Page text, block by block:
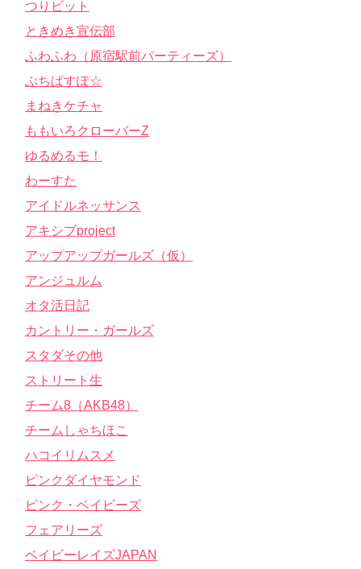
つりビット
ときめき宣伝部
ふわふわ（原宿駅前パーティーズ）
ぷちぱすぽ☆
まねきケチャ
ももいろクローバーZ
ゆるめるモ！
わーすた
アイドルネッサンス
アキシブproject
アップアップガールズ（仮）
アンジュルム
オタ活日記
カントリー・ガールズ
スタダその他
ストリート生
チーム8（AKB48）
チームしゃちほこ
ハコイリムスメ
ピンクダイヤモンド
ピンク・ベイビーズ
フェアリーズ
ベイビーレイズJAPAN